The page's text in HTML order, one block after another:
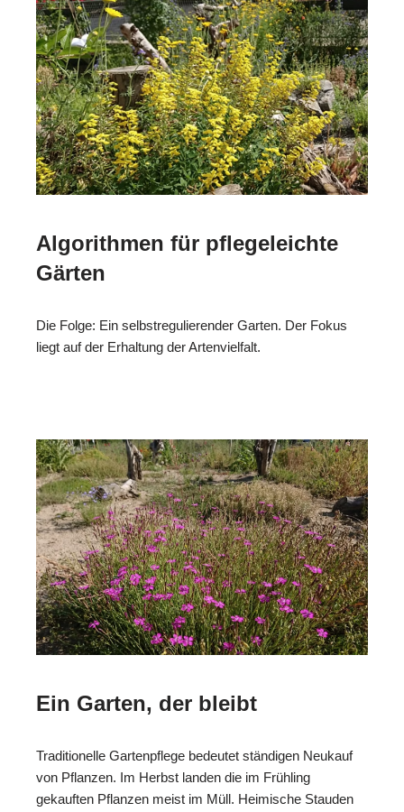
Algorithmen für pflegeleichte
Gärten
Die Folge: Ein selbstregulierender Garten. Der Fokus
liegt auf der Erhaltung der Artenvielfalt.
Ein Garten, der bleibt
Traditionelle Gartenpflege bedeutet ständigen Neukauf
von Pflanzen. Im Herbst landen die im Frühling
gekauften Pflanzen meist im Müll. Heimische Stauden